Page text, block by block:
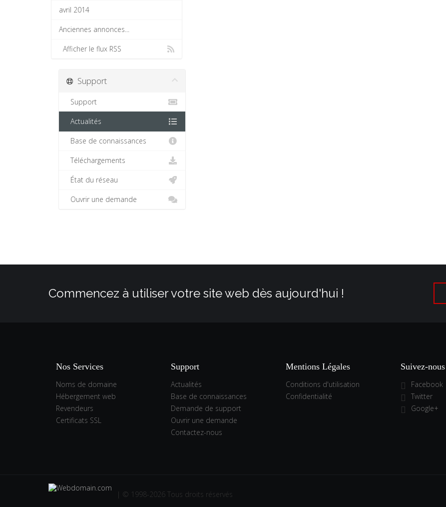
avril 2014
Anciennes annonces...
Afficher le flux RSS
Support
Support
Actualités
Base de connaissances
Téléchargements
État du réseau
Ouvrir une demande
Commencez à utiliser votre site web dès aujourd'hui !
Nos Services
Noms de domaine
Hébergement web
Revendeurs
Certificats SSL
Support
Actualités
Base de connaissances
Demande de support
Ouvrir une demande
Contactez-nous
Mentions Légales
Conditions d'utilisation
Confidentialité
Suivez-nous
Facebook
Twitter
Google+
| © 1998-2026 Tous droits réservés